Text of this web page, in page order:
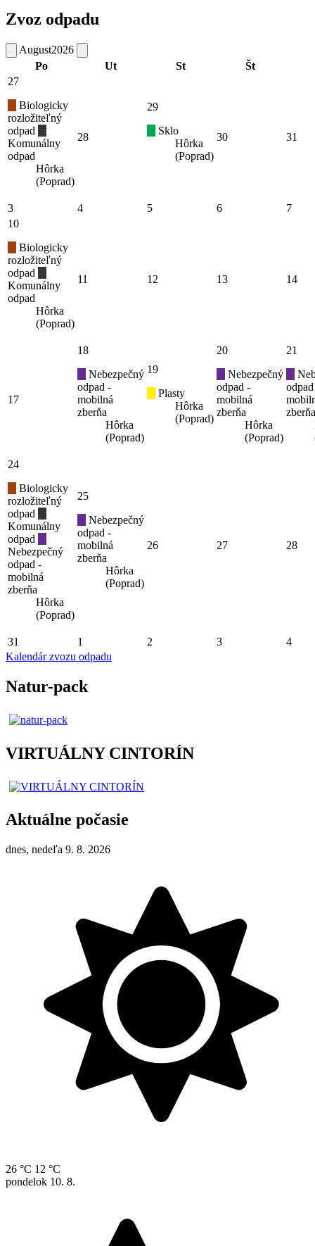
Zvoz odpadu
August2026
Po
Ut St Št
27
Biologicky
rozložiteľný
odpad
Komunálny
odpad
Hôrka
(Poprad)
28
29
Sklo
Hôrka
(Poprad)
30 31
3 4 5 6
7
10
Biologicky
rozložiteľný
odpad
Komunálny
odpad
Hôrka
(Poprad)
11 12 13 14
17
18
Nebezpečný
odpad -
mobilná
zberňa
Hôrka
(Poprad)
19
Plasty
Hôrka
(Poprad)
20
Nebezpečný
odpad -
mobilná
zberňa
Hôrka
(Poprad)
21
zberňa
24
Biologicky
rozložiteľný
odpad
Komunálny
odpad
Nebezpečný
odpad -
mobilná
zberňa
Hôrka
(Poprad)
25
Nebezpečný
odpad -
mobilná
zberňa
Hôrka
(Poprad)
26 27 28
31 1 2 3
4
Kalendár zvozu odpadu
Natur-pack
VIRTUÁLNY CINTORÍN
Aktuálne počasie
dnes, nedeľa 9. 8. 2026
26 °C 12 °C
pondelok 10. 8.